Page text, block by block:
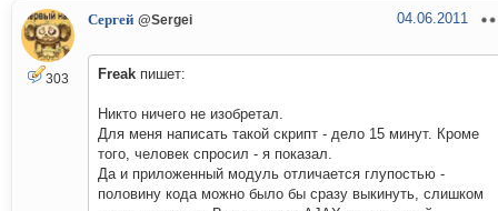
303
Сергей @Sergei 04.06.2011
Freak пишет:
Никто ничего не изобретал.
Для меня написать такой скрипт - дело 15 минут. Кроме
того, человек спросил - я показал.
Да и приложенный модуль отличается глупостью -
половину кода можно было бы сразу выкинуть, слишком